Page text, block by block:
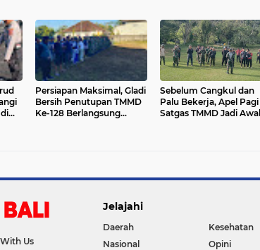
Persiapan Maksimal, Gladi
Bersih Penutupan TMMD
Ke-128 Berlangsung
Sebelum Cangkul dan
Palu Bekerja, Apel Pagi
Satgas TMMD Jadi Awal
Us
Jelajahi
Daerah Kesehatan
Nasional
Opini